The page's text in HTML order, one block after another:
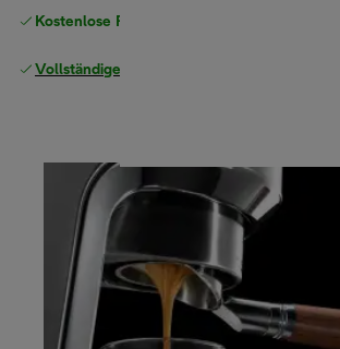
Kostenlose Rücksendungen
Vollständige Herstellergarantie